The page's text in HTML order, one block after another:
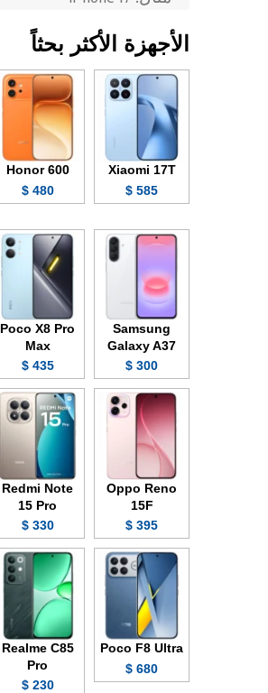
الأجهزة الأكثر بحثاً
Xiaomi 17T
585 $
Honor 600
480 $
Samsung
Galaxy A37
300 $
Poco X8 Pro
Max
435 $
Oppo Reno
15F
395 $
Redmi Note
15 Pro
330 $
Poco F8 Ultra
680 $
Realme C85
Pro
230 $